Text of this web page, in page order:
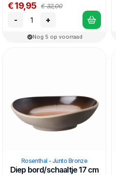
€ 19,95 € 32,00
- +
Nog 5 op voorraad
Rosenthal - Junto Bronze
Diep bord/schaaltje 17 cm